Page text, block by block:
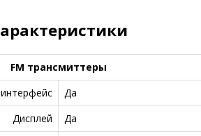
FM трансмиттеры
Да
Дисплей
Да